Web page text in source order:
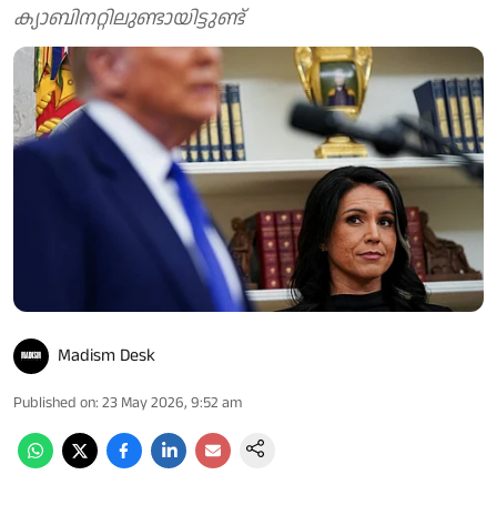
ക്യാബിനറ്റിലുണ്ടായിട്ടുണ്ട്
Madism Desk
Published on: 23 May 2026, 9:52 am